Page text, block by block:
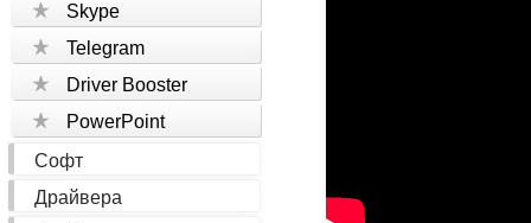
Skype
Telegram
Driver Booster
PowerPoint
Софт
Драйвера